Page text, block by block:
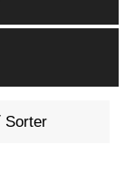
Sorter